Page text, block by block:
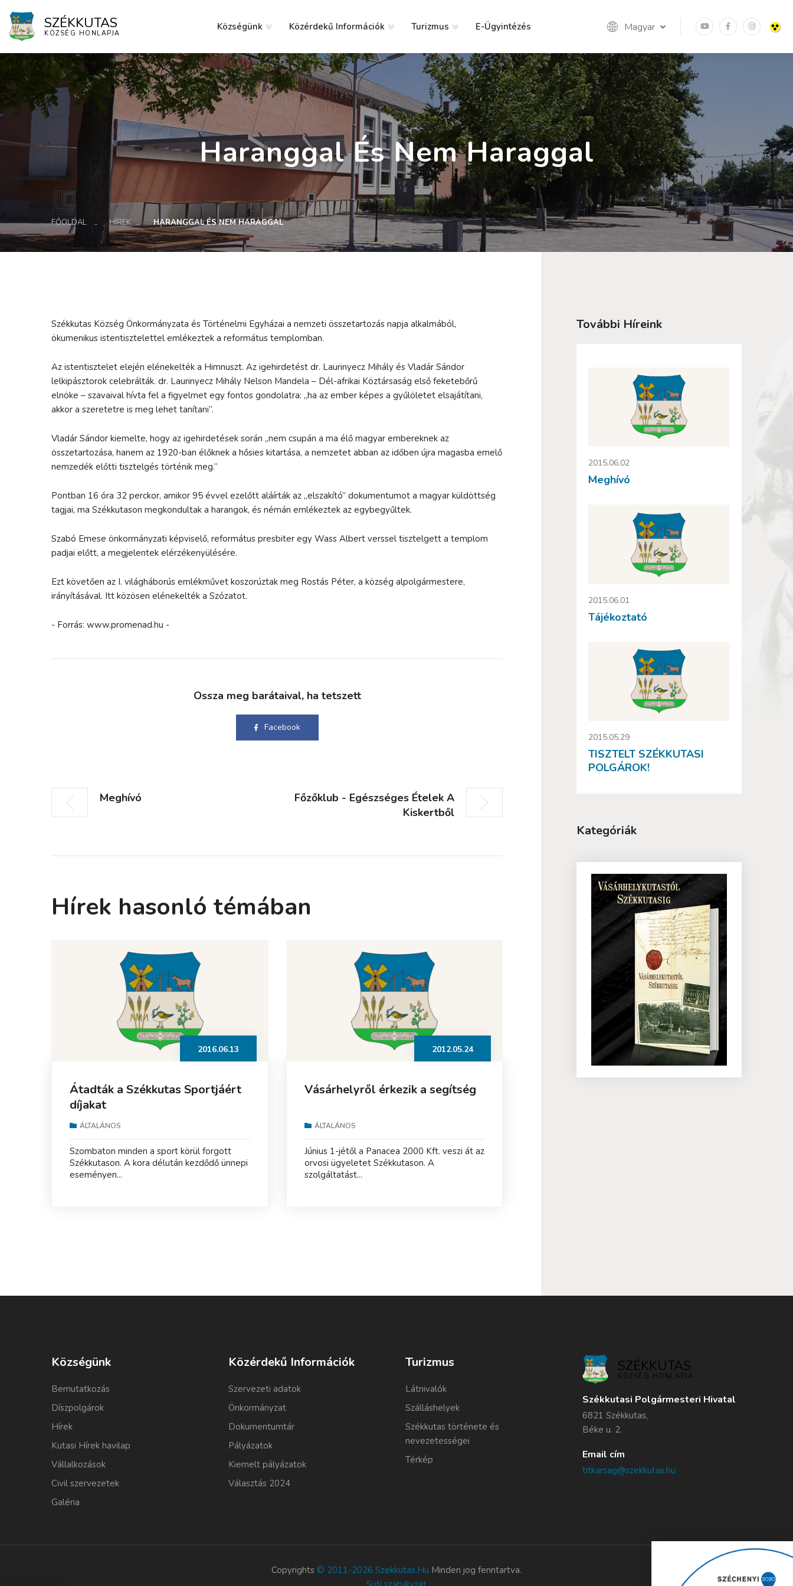
SZÉKKUTAS
KÖZSÉG HONLAPJA Magyar
Községünk Közérdekű Információk Turizmus E-Ügyintézés
Elérhetőség
Haranggal És Nem Haraggal
FŐOLDAL HÍREK HARANGGAL ÉS NEM HARAGGAL
Székkutas Község Önkormányzata és Történelmi Egyházai a nemzeti összetartozás napja alkalmából,
ökumenikus istentisztelettel emlékeztek a református templomban.
Az istentisztelet elején elénekelték a Himnuszt. Az igehirdetést dr. Laurinyecz Mihály és Vladár Sándor
lelkipásztorok celebrálták. dr. Laurinyecz Mihály Nelson Mandela – Dél-afrikai Köztársaság első feketebőrű
elnöke – szavaival hívta fel a figyelmet egy fontos gondolatra: „ha az ember képes a gyűlöletet elsajátítani,
akkor a szeretetre is meg lehet tanítani”.
Vladár Sándor kiemelte, hogy az igehirdetések során „nem csupán a ma élő magyar embereknek az
összetartozása, hanem az 1920-ban élőknek a hősies kitartása, a nemzetet abban az időben újra magasba emelő
nemzedék előtti tisztelgés történik meg.”
Pontban 16 óra 32 perckor, amikor 95 évvel ezelőtt aláírták az „elszakító” dokumentumot a magyar küldöttség
tagjai, ma Székkutason megkondultak a harangok, és némán emlékeztek az egybegyűltek.
Szabó Emese önkormányzati képviselő, református presbiter egy Wass Albert verssel tisztelgett a templom
padjai előtt, a megjelentek elérzékenyülésére.
Ezt követően az I. világháborús emlékművet koszorúztak meg Rostás Péter, a község alpolgármestere,
irányításával. Itt közösen elénekelték a Szózatot.
- Forrás: www.promenad.hu -
Ossza meg barátaival, ha tetszett
Facebook
Meghívó
Főzőklub - Egészséges Ételek A
Kiskertből
Hírek hasonló témában
2016.06.13
Átadták a Székkutas Sportjáért
díjakat
ÁLTALÁNOS
Szombaton minden a sport körül forgott
Székkutason. A kora délután kezdődő ünnepi
eseményen...
2012.05.24
Vásárhelyről érkezik a segítség
ÁLTALÁNOS
Június 1-jétől a Panacea 2000 Kft. veszi át az
orvosi ügyeletet Székkutason. A
szolgáltatást...
További Híreink
2015.06.02
Meghívó
2015.06.01
Tájékoztató
2015.05.29
TISZTELT SZÉKKUTASI
POLGÁROK!
Kategóriák
Községünk
Bemutatkozás
Díszpolgárok
Hírek
Kutasi Hírek havilap
Vállalkozások
Civil szervezetek
Galéria
Közérdekű Információk
Szervezeti adatok
Önkormányzat
Dokumentumtár
Pályázatok
Kiemelt pályázatok
Választás 2024
Turizmus
Látnivalók
Szálláshelyek
Székkutas története és
nevezetességei
Térkép
SZÉKKUTAS
KÖZSÉG HONLAPJA
Székkutasi Polgármesteri Hivatal
6821 Székkutas,
Béke u. 2.
Email cím
titkarsag@szekkutas.hu
Copyrights © 2011-2026 Szekkutas.hu Minden jog fenntartva.